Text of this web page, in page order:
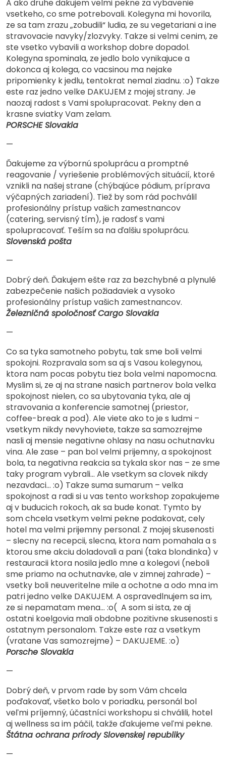
A ako druhe dakujem velmi pekne za vybavenie
vsetkeho, co sme potrebovali. Kolegyna mi hovorila,
ze sa tam zrazu „zobudili“ ludia, ze su vegetariani a ine
stravovacie navyky/zlozvyky. Takze si velmi cenim, ze
ste vsetko vybavili a workshop dobre dopadol.
Kolegyna spominala, ze jedlo bolo vynikajuce a
dokonca aj kolega, co vacsinou ma nejake
pripomienky k jedlu, tentokrat nemal ziadnu. :o) Takze
este raz jedno velke DAKUJEM z mojej strany. Je
naozaj radost s Vami spolupracovat. Pekny den a
krasne sviatky Vam zelam.
PORSCHE Slovakia
—
Ďakujeme za výbornú spoluprácu a promptné
reagovanie / vyriešenie problémových situácií, ktoré
vznikli na našej strane (chýbajúce pódium, príprava
výčapných zariadení). Tiež by som rád pochválil
profesionálny prístup vašich zamestnancov
(catering, servisný tím), je radosť s vami
spolupracovať. Teším sa na ďalšiu spoluprácu.
Slovenská pošta
—
Dobrý deň. Ďakujem ešte raz za bezchybné a plynulé
zabezpečenie našich požiadaviek a vysoko
profesionálny prístup vašich zamestnancov.
Železničná spoločnosť Cargo Slovakia
—
Co sa tyka samotneho pobytu, tak sme boli velmi
spokojni. Rozpravala som sa aj s Vasou kolegynou,
ktora nam pocas pobytu tiez bola velmi napomocna.
Myslim si, ze aj na strane nasich partnerov bola velka
spokojnost nielen, co sa ubytovania tyka, ale aj
stravovania a konferencie samotnej (priestor,
coffee-break a pod). Ale viete ako to je s ludmi –
vsetkym nikdy nevyhoviete, takze sa samozrejme
nasli aj mensie negativne ohlasy na nasu ochutnavku
vina. Ale zase – pan bol velmi prijemny, a spokojnost
bola, ta negativna reakcia sa tykala skor nas – ze sme
taky program vybrali… Ale vsetkym sa clovek nikdy
nezavdaci… :o) Takze suma sumarum – velka
spokojnost a radi si u vas tento workshop zopakujeme
aj v buducich rokoch, ak sa bude konat. Tymto by
som chcela vsetkym velmi pekne podakovat, cely
hotel ma velmi prijemny personal. Z mojej skusenosti
– slecny na recepcii, slecna, ktora nam pomahala a s
ktorou sme akciu doladovali a pani (taka blondinka) v
restauracii ktora nosila jedlo mne a kolegovi (neboli
sme priamo na ochutnavke, ale v zimnej zahrade) –
vsetky boli neuveritelne mile a ochotne a odo mna im
patri jedno velke DAKUJEM. A ospravedlnujem sa im,
ze si nepamatam mena… :o( A som si ista, ze aj
ostatni koelgovia mali obdobne pozitivne skusenosti s
ostatnym personalom. Takze este raz a vsetkym
(vratane Vas samozrejme) – DAKUJEME. :o)
Porsche Slovakia
—
Dobrý deň, v prvom rade by som Vám chcela
poďakovať, všetko bolo v poriadku, personál bol
veľmi príjemný, účastníci workshopu si chválili, hotel
aj wellness sa im páčil, takže ďakujeme veľmi pekne.
Štátna ochrana prírody Slovenskej republiky
—